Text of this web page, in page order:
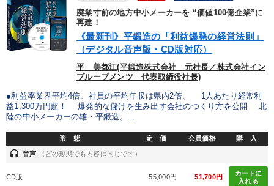
廃業寸前の地方中小メーカーを “価値100億企業”に
再建！
《最新刊》平鍛造の「利益爆発の経営法則」
（デジタル音声版・CD版対応）
平 美都江(平鍛造株式会社 元社長／株式会社イン
プルーブメンツ 代表取締役社長)
●利益率業界平均4倍、社員の平均年収は県内2倍、 1人あたり経常利
益1,300万円超！ 爆発的な儲けを生み出す会社のつくり方を公開 北
陸の中小メーカーの雄・平鍛造。...
形 態 定 価 会員価格 購 入
headset 音声 （どの形態でも内容は同じです）
CD版 55,000円 51,700円
カートに
入れる